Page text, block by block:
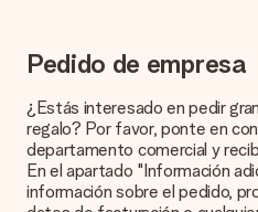
¿Cómo puedo saber si mi
adecuada?
satisfecho con tu regalo. Por
de alta calidad. Si no estás
ponte en contacto con nuestro
incluye la foto junto con el
Ellos podrán comprobar la
Pedido de empresa
¿Estás interesado en pedir
regalo? Por favor, ponte en
departamento comercial y
En el apartado "Información
información sobre el pedido,